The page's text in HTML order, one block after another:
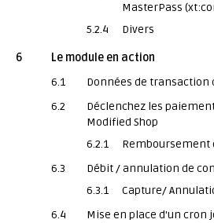
MasterPass
5.2.4
Divers
6
Le module en action
6.1
Données de transaction
6.2
Déclenchez les
Modified Shop
6.2.1
Remboursement
6.3
Débit / annulation de
6.3.1
Capture/
6.4
Mise en place d'un cron